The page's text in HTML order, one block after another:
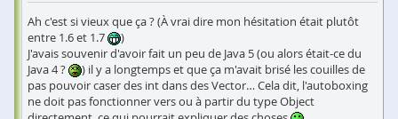
Ah c'est si vieux que ça ? (À vrai dire mon hésitation était plutôt
entre 1.6 et 1.7
)
J'avais souvenir d'avoir fait un peu de Java 5 (ou alors était-ce du
Java 4 ?
) il y a longtemps et que ça m'avait brisé les couilles de
pas pouvoir caser des int dans des Vector… Cela dit, l'autoboxing
ne doit pas fonctionner vers ou à partir du type Object